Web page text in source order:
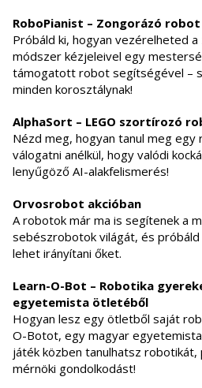
RoboPianist – Zongorázó robot
Próbáld ki, hogyan vezérelheted
módszer kézjeleivel egy
támogatott robot segítségével –
minden korosztálynak!
AlphaSort – LEGO szortírozó
Nézd meg, hogyan tanul meg
válogatni anélkül, hogy valódi
lenyűgöző AI-alakfelismerés!
Orvosrobot akcióban
A robotok már ma is segítenek a
sebészrobotok világát, és
lehet irányítani őket.
Learn-O-Bot – Robotika
egyetemista ötletéből
Hogyan lesz egy ötletből saját
O-Botot, egy magyar
játék közben tanulhatsz
mérnöki gondolkodást!